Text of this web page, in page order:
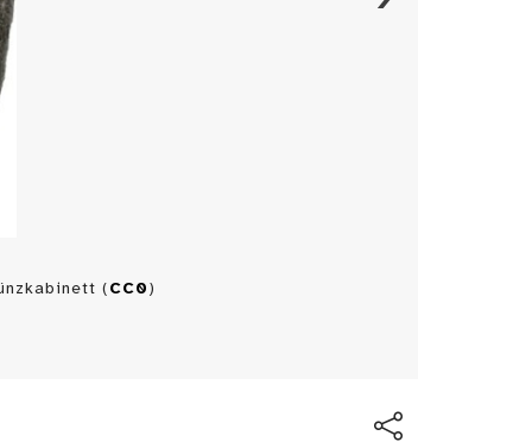
( CC0 )